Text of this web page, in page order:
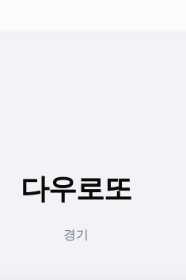
다우로또
경기